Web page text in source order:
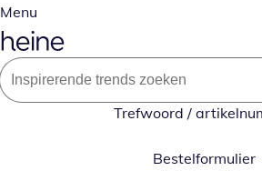
Menu
Trefwoord /
Bestelformulier